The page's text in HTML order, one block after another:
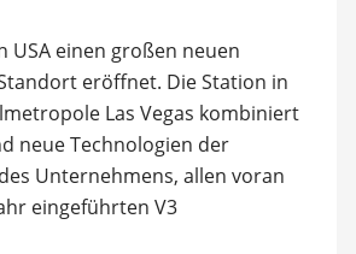
USA einen großen neuen
eröffnet. Die Station in
Las Vegas kombiniert
neue Technologien der
Unternehmens, allen voran
eingeführten V3